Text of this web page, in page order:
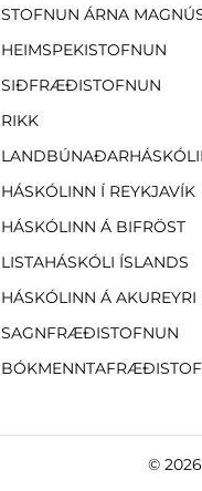
STOFNUN ÁRNA
HEIMSPEKISTOFNUN
SIÐFRÆÐISTOFNUN
RIKK
HÁSKÓLINN Í REYKJAVÍK
HÁSKÓLINN Á BIFRÖST
LISTAHÁSKÓLI ÍSLANDS
HÁSKÓLINN Á AKUREYRI
SAGNFRÆÐISTOFNUN
© 2026